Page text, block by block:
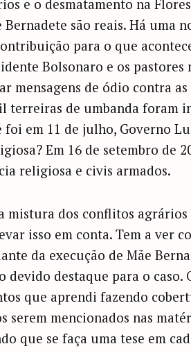
e o desmatamento na
são reais. Há uma
para o que
Bolsonaro e os
mensagens de ódio contra
terreiras de umbanda foram
foi em 11 de julho, Governo
Em 16 de setembro de
religiosa e civis armados.
mistura dos conflitos
isso em conta. Tem a ver
da execução de Mãe
destaque para o caso.
que aprendi fazendo
serem mencionados nas
que se faça uma tese em